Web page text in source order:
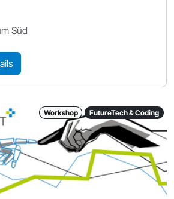
Süd
Workshop FutureTech & Coding